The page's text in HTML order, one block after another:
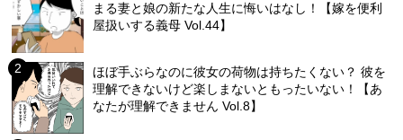
まる妻と娘の新たな人生に悔いはなし！【嫁を便利
屋扱いする義母 Vol.44】
ほぼ手ぶらなのに彼女の荷物は持ちたくない？ 彼を
理解できないけど楽しまないともったいない！【あ
なたが理解できません Vol.8】